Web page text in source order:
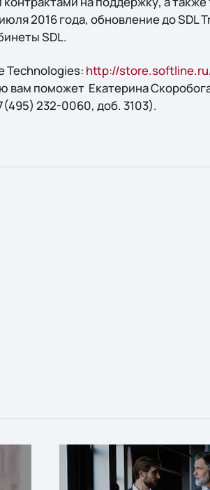
2016 года, обновление до SDL
SDL.
Technologies: http://
вам поможет Екатерина
232-0060, доб. 3103).